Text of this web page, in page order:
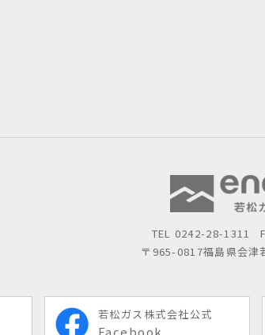
TEL 0242-28-1311
〒965-0817福島県会津
若松ガス株式会社公式
Facebook